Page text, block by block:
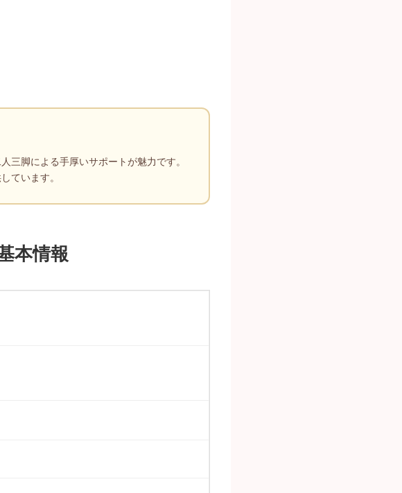
三脚による手厚いサポートが魅力です。
ています。
本情報